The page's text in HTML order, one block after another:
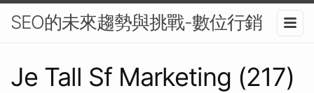
SEO的未來趨勢與挑戰-數位行銷
Je Tall Sf Marketing (217)